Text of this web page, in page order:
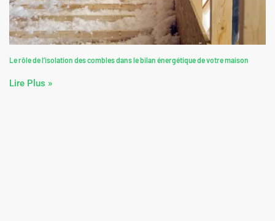
Le rôle de l’isolation des combles dans le bilan énergétique de votre maison
Lire Plus »